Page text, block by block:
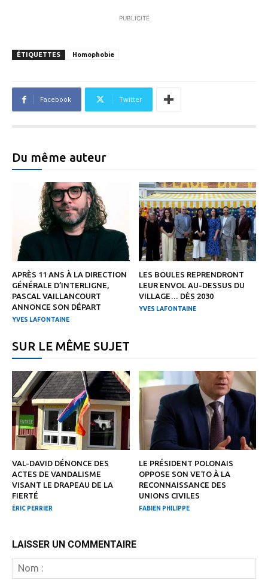
PUBLICITÉ
ÉTIQUETTES Homophobie
Facebook Twitter
Du même auteur
APRÈS 11 ANS À LA DIRECTION
GÉNÉRALE D’INTERLIGNE,
PASCAL VAILLANCOURT
ANNONCE SON DÉPART
YVES LAFONTAINE
LES BOULES REPRENDRONT
LEUR ENVOL AU-DESSUS DU
VILLAGE… DÈS 2030
YVES LAFONTAINE
SUR LE MÊME SUJET
VAL-DAVID DÉNONCE DES
ACTES DE VANDALISME
VISANT LE DRAPEAU DE LA
FIERTÉ
ÉRIC PERRIER
LE PRÉSIDENT POLONAIS
OPPOSE SON VETO À LA
RECONNAISSANCE DES
UNIONS CIVILES
FABIEN PHILIPPE
LAISSER UN COMMENTAIRE
: